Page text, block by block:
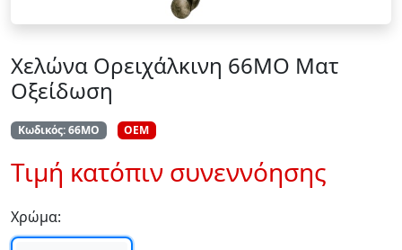
Χελώνα Ορειχάλκινη 66ΜΟ Ματ
Οξείδωση
Κωδικός: 66ΜΟ OEM
Τιμή κατόπιν συνεννόησης
Χρώμα: